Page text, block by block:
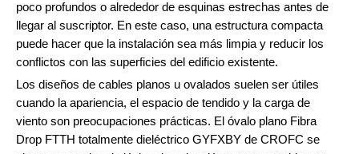
poco profundos o alrededor de esquinas estrechas antes de
llegar al suscriptor. En este caso, una estructura compacta
puede hacer que la instalación sea más limpia y reducir los
conflictos con las superficies del edificio existente.
Los diseños de cables planos u ovalados suelen ser útiles
cuando la apariencia, el espacio de tendido y la carga de
viento son preocupaciones prácticas. El óvalo plano Fibra
Drop FTTH totalmente dieléctrico GYFXBY de CROFC se